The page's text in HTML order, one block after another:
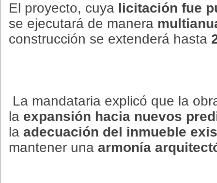
El proyecto, cuya licitación fue
se ejecutará de manera
construcción se extenderá hasta
La mandataria explicó que la
la expansión hacia nuevos
la adecuación del inmueble
mantener una armonía